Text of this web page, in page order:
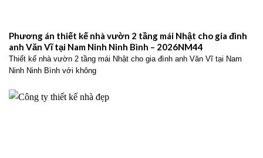
Phương án thiết kế nhà vườn 2 tầng mái Nhật cho gia đình
anh Văn Vĩ tại Nam Ninh Ninh Bình – 2026NM44
Thiết kế nhà vườn 2 tầng mái Nhật cho gia đình anh Văn Vĩ tại Nam
Ninh Ninh Bình với không